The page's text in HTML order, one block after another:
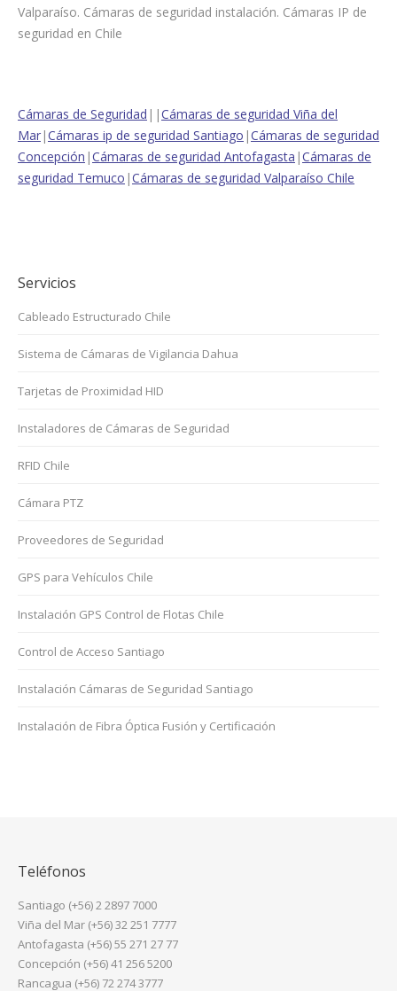
Valparaíso. Cámaras de seguridad instalación. Cámaras IP de
seguridad en Chile
Cámaras de Seguridad ||Cámaras de seguridad Viña del
Mar |Cámaras ip de seguridad Santiago |Cámaras de seguridad
Concepción |Cámaras de seguridad Antofagasta |Cámaras de
seguridad Temuco |Cámaras de seguridad Valparaíso Chile
Servicios
Cableado Estructurado Chile
Sistema de Cámaras de Vigilancia Dahua
Tarjetas de Proximidad HID
Instaladores de Cámaras de Seguridad
RFID Chile
Cámara PTZ
Proveedores de Seguridad
GPS para Vehículos Chile
Instalación GPS Control de Flotas Chile
Control de Acceso Santiago
Instalación Cámaras de Seguridad Santiago
Instalación de Fibra Óptica Fusión y Certificación
Teléfonos
Santiago (+56) 2 2897 7000
Viña del Mar (+56) 32 251 7777
Antofagasta (+56) 55 271 27 77
Concepción (+56) 41 256 5200
Rancagua (+56) 72 274 3777